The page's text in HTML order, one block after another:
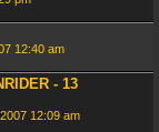
12:40 am
- 13
12:09 am